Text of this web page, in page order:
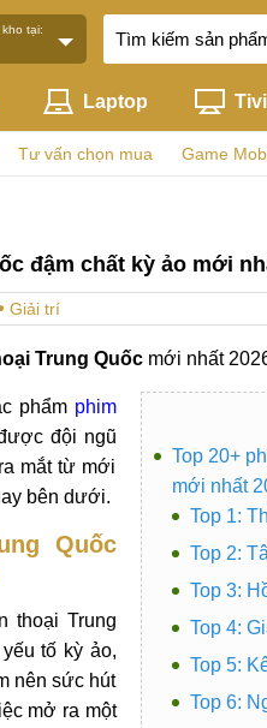
tại:
Laptop Tivi
Tư vấn chọn mua Game
đậm chất kỳ ảo mới
Giải trí
Trung Quốc mới nhất
Top 20+
mới nhất
Top 1:
Top 2:
Top 3:
Top 4:
Top 5:
Top 6:
phẩm phim
đội ngũ
mắt từ mới
bên dưới.
Quốc
thoại Trung
tố kỳ ảo,
nên sức hút
mở ra một